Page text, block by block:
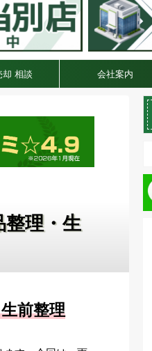
却 相談 会社案内
整理・生
前整理